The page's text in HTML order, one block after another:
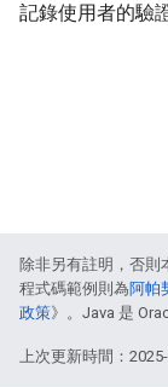
記錄使用者的驗
除非另有註明，否則
程式碼範例則為阿帕
政策》。Java 是
上次更新時間：